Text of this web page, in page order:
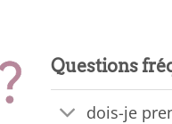
Questions
dois-je